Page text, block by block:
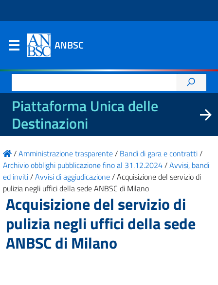
ANBSC
per:
Piattaforma Unica delle
Destinazioni
/Amministrazione trasparente/ Bandi di gara e contratti/
Archivio obblighi pubblicazione fino al 31.12.2024/Avvisi, bandi
ed inviti/Avvisi di aggiudicazione/Acquisizione del servizio di
pulizia negli uffici della sede ANBSC di Milano
Acquisizione del servizio di
pulizia negli uffici della sede
ANBSC di Milano